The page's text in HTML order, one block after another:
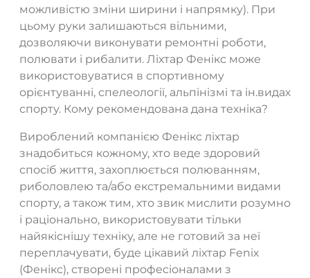
можливістю зміни ширини і напрямку). При
цьому руки залишаються вільними,
дозволяючи виконувати ремонтні роботи,
полювати і рибалити. Ліхтар Фенікс може
використовуватися в спортивному
орієнтуванні, спелеології, альпінізмі та ін.видах
спорту. Кому рекомендована дана техніка?
Вироблений компанією Фенікс ліхтар
знадобиться кожному, хто веде здоровий
спосіб життя, захоплюється полюванням,
риболовлею та/або екстремальними видами
спорту, а також тим, хто звик мислити розумно
і раціонально, використовувати тільки
найякіснішу техніку, але не готовий за неї
переплачувати, буде цікавий ліхтар Fenix
(Фенікс), створені професіоналами з